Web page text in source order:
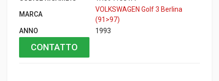
MARCA
VOLKSWAGEN Golf 3 Berlina
(91>97)
ANNO
1993
CONTATTO